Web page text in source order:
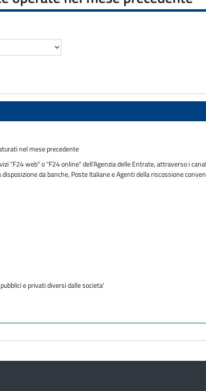
nel mese precedente
"F24 web" o "F24 online" dell'Agenzia delle Entrate, attraverso i
da banche, Poste Italiane e Agenti della riscossione
e privati diversi dalle societa'